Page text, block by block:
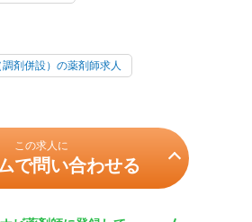
剤併設）の薬剤師求人
この求人に
で問い合わせる